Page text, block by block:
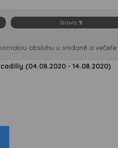
Strava: 9
obsluhu u snídaně a večeře.
(04.08.2020 - 14.08.2020)